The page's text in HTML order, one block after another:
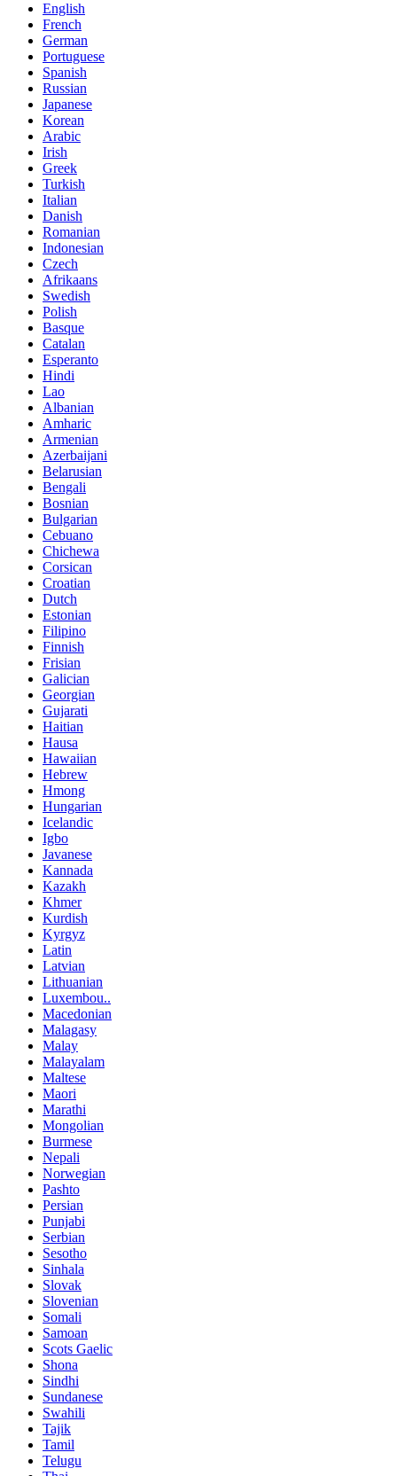
English
French
German
Portuguese
Spanish
Russian
Japanese
Korean
Arabic
Irish
Greek
Turkish
Italian
Danish
Romanian
Indonesian
Czech
Afrikaans
Swedish
Polish
Basque
Catalan
Esperanto
Hindi
Lao
Albanian
Amharic
Armenian
Azerbaijani
Belarusian
Bengali
Bosnian
Bulgarian
Cebuano
Chichewa
Corsican
Croatian
Dutch
Estonian
Filipino
Finnish
Frisian
Galician
Georgian
Gujarati
Haitian
Hausa
Hawaiian
Hebrew
Hmong
Hungarian
Icelandic
Igbo
Javanese
Kannada
Kazakh
Khmer
Kurdish
Kyrgyz
Latin
Latvian
Lithuanian
Luxembou..
Macedonian
Malagasy
Malay
Malayalam
Maltese
Maori
Marathi
Mongolian
Burmese
Nepali
Norwegian
Pashto
Persian
Punjabi
Serbian
Sesotho
Sinhala
Slovak
Slovenian
Somali
Samoan
Scots Gaelic
Shona
Sindhi
Sundanese
Swahili
Tajik
Tamil
Telugu